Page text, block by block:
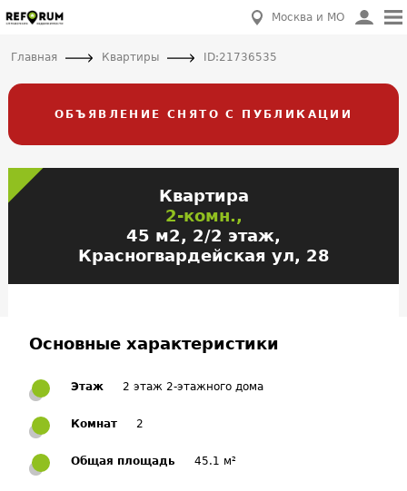
Москва и МО
Главная Квартиры ID:21736535
ОБЪЯВЛЕНИЕ СНЯТО С ПУБЛИКАЦИИ
Квартира
2-комн.,
45 м2, 2/2 этаж,
Красногвардейская ул, 28
Основные характеристики
Этаж 2 этаж 2-этажного дома
Комнат 2
Общая площадь 45.1 м²